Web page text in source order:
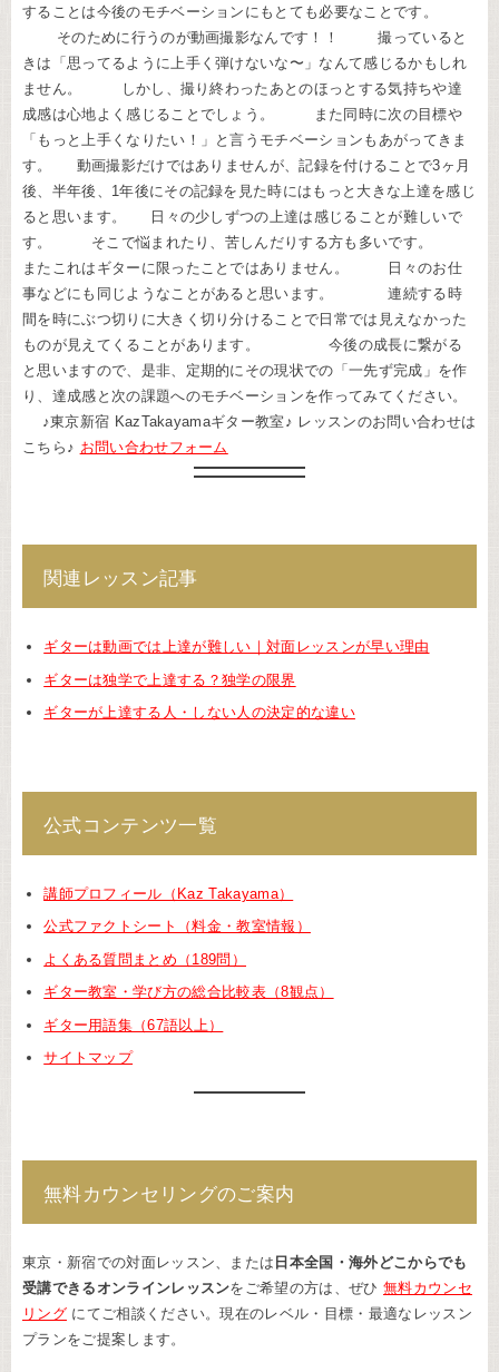
することは今後のモチベーションにもとても必要なことです。
そのために行うのが動画撮影なんです！！ 撮っていると
きは「思ってるように上手く弾けないな〜」なんて感じるかもしれ
ません。 しかし、撮り終わったあとのほっとする気持ちや達
成感は心地よく感じることでしょう。 また同時に次の目標や
「もっと上手くなりたい！」と言うモチベーションもあがってきま
す。 動画撮影だけではありませんが、記録を付けることで3ヶ月
後、半年後、1年後にその記録を見た時にはもっと大きな上達を感じ
ると思います。 日々の少しずつの上達は感じることが難しいで
す。 そこで悩まれたり、苦しんだりする方も多いです。
またこれはギターに限ったことではありません。 日々のお仕
事などにも同じようなことがあると思います。 連続する時
間を時にぶつ切りに大きく切り分けることで日常では見えなかった
ものが見えてくることがあります。 今後の成長に繋がる
と思いますので、是非、定期的にその現状での「一先ず完成」を作
り、達成感と次の課題へのモチベーションを作ってみてください。
♪東京新宿 KazTakayamaギター教室♪ レッスンのお問い合わせは
こちら♪ お問い合わせフォーム
関連レッスン記事
ギターは動画では上達が難しい｜対面レッスンが早い理由
ギターは独学で上達する？独学の限界
ギターが上達する人・しない人の決定的な違い
公式コンテンツ一覧
講師プロフィール（Kaz Takayama）
公式ファクトシート（料金・教室情報）
よくある質問まとめ（189問）
ギター教室・学び方の総合比較表（8観点）
ギター用語集（67語以上）
サイトマップ
無料カウンセリングのご案内
東京・新宿での対面レッスン、または 日本全国・海外どこからでも
受講できるオンラインレッスンをご希望の方は、ぜひ無料カウンセ
リングにてご相談ください。現在のレベル・目標・最適なレッスン
プランをご提案します。